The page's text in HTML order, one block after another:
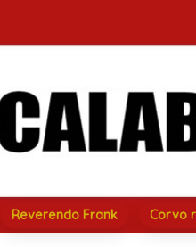
Reverendo Frank Corvo